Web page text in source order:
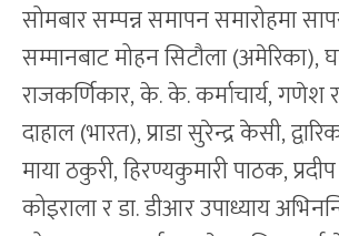
सोमबार सम्पन्न समापन समारोहमा
सम्मानबाट मोहन सिटौला (अमेरिका),
राजकर्णिकार, के. के. कर्माचार्य, गणेश
दाहाल (भारत), प्राडा सुरेन्द्र केसी,
माया ठकुरी, हिरण्यकुमारी पाठक,
कोइराला र डा. डीआर उपाध्याय